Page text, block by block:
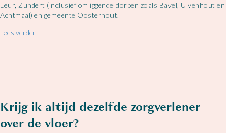
Leur, Zundert (inclusief omliggende dorpen zoals Bavel, Ulvenhout en
Achtmaal) en gemeente Oosterhout.
Lees verderabout In welke regio’s is Seniors Zorg actief?
Krijg ik altijd dezelfde zorgverlener
over de vloer?